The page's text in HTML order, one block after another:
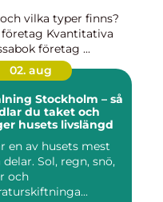
vilka typer finns?
Kvantitativa
företag ...
02. aug
Stockholm – så
du taket och
husets livslängd
en av husets mest
Sol, regn, snö,
och